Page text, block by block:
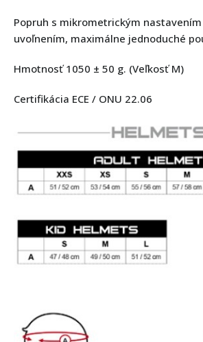
Popruh s mikrometrickým
uvoľnením, maximálne jednoduché
Hmotnosť 1050 ± 50 g. (Veľkosť M)
Certifikácia ECE / ONU 22.06